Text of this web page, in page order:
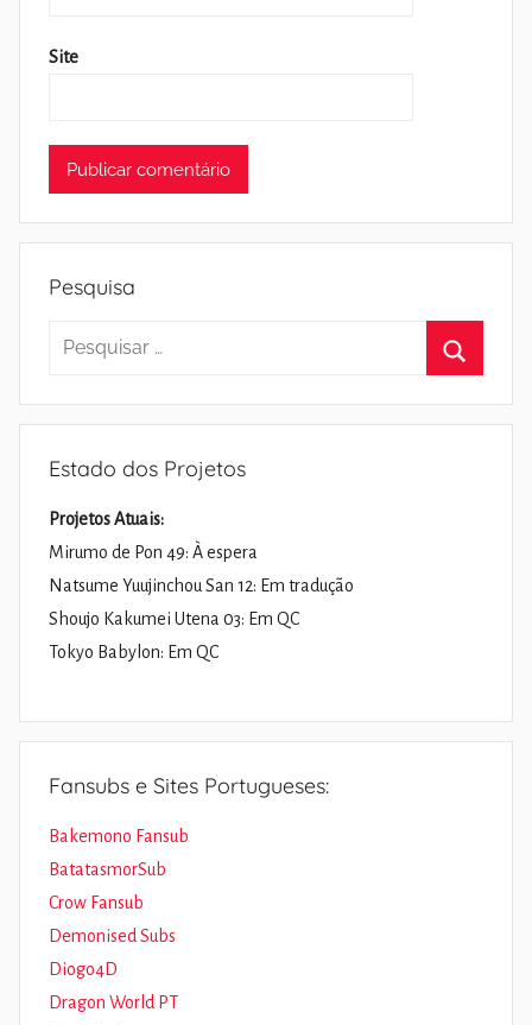
Site
Pesquisa
Pesquisar
Estado dos Projetos
Projetos Atuais:
Mirumo de Pon 49: À espera
Natsume Yuujinchou San 12: Em tradução
Shoujo Kakumei Utena 03: Em QC
Tokyo Babylon: Em QC
Fansubs e Sites Portugueses:
Bakemono Fansub
BatatasmorSub
Crow Fansub
Demonised Subs
Diogo4D
Dragon World PT